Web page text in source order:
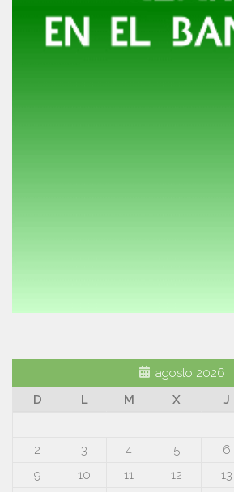
agosto 2026
D
L M X J
2
3 4 5 6
9
10 11 12 13